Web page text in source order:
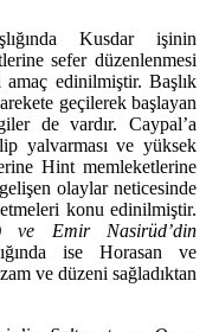
Kusdar işinin
sefer düzenlenmesi
amaç edinilmiştir. Başlık
geçilerek başlayan
de vardır. Caypal’a
yalvarması ve yüksek
Hint memleketlerine
olaylar neticesinde
konu edinilmiştir.
ve Emir Nasirüd’din
ise Horasan ve
ve dü­zeni sağladıktan